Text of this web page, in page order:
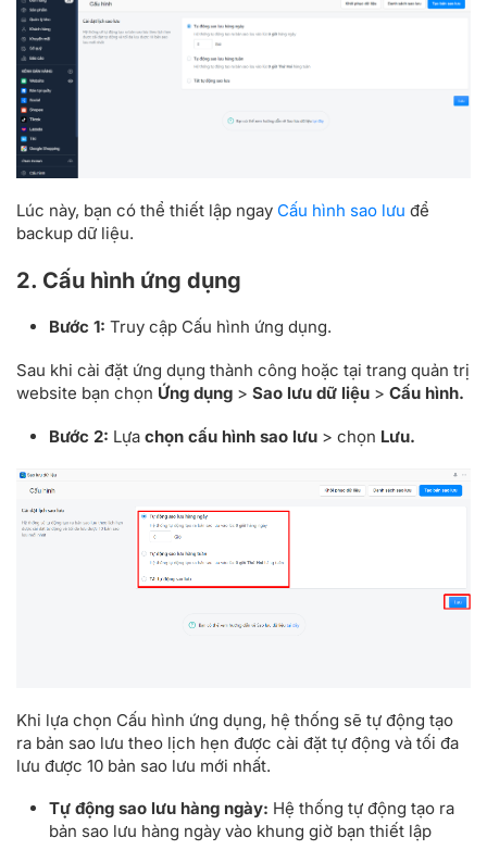
Lúc này, bạn có thể thiết lập ngay Cấu hình sao lưu để
backup dữ liệu.
2. Cấu hình ứng dụng
Bước 1: Truy cập Cấu hình ứng dụng.
Sau khi cài đặt ứng dụng thành công hoặc tại trang quản trị
website bạn chọn Ứng dụng > Sao lưu dữ liệu > Cấu hình.
Bước 2: Lựa chọn cấu hình sao lưu > chọn Lưu.
Khi lựa chọn Cấu hình ứng dụng, hệ thống sẽ tự động tạo
ra bản sao lưu theo lịch hẹn được cài đặt tự động và tối đa
lưu được 10 bản sao lưu mới nhất.
Tự động sao lưu hàng ngày: Hệ thống tự động tạo ra
bản sao lưu hàng ngày vào khung giờ bạn thiết lập